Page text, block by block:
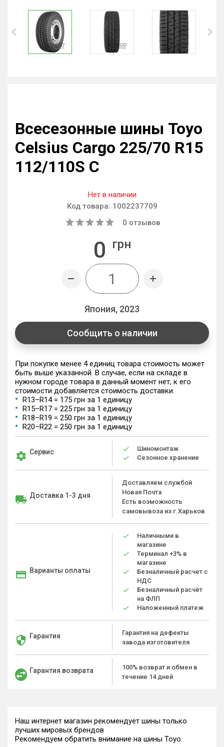
Всесезонные шины Toyo
Celsius Cargo 225/70 R15
112/110S C
Нет в наличии
Код товара: 1002237709
0 отзывов
0 грн
Япония, 2023
Сообщить о наличии
При покупке менее 4 единиц товара стоимость может
быть выше указанной. В случае, если на складе в
нужном городе товара в данный момент нет, к его
стоимости добавляется стоимость доставки.
R13–R14 = 175 грн за 1 единицу
R15–R17 = 225 грн за 1 единицу
R18–R19 = 250 грн за 1 единицу
R20–R22 = 250 грн за 1 единицу
Сервис
Шиномонтаж
Сезонное хранение
Доставка 1-3 дня
Доставляем службой
Новая Почта
Есть возможность
самовывоза из г.Харьков
Варианты оплаты
Наличными в
магазине
Терминал +3% в
магазине
Безналичный расчет с
НДС
Безналичный расчёт
на ФЛП
Наложенный платеж
Гарантия
Гарантия на дефекты
завода изготовителя
Гарантия возврата
100% возврат и обмен в
течение 14 дней
Наш интернет магазин рекомендует шины только
лучших мировых брендов
Рекомендуем обратить внимание на шины Toyo